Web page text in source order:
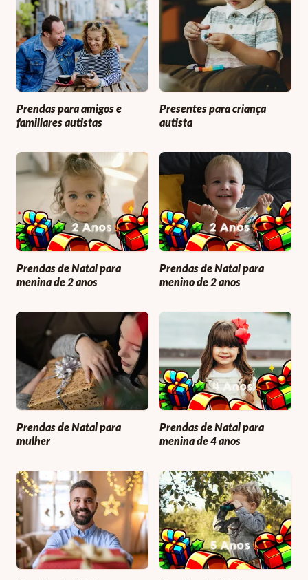
Prendas para amigos e
familiares autistas
Presentes para criança
autista
Prendas de Natal para
menina de 2 anos
Prendas de Natal para
menino de 2 anos
Prendas de Natal para
mulher
Prendas de Natal para
menina de 4 anos